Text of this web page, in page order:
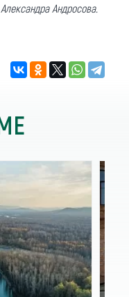
Андросова.